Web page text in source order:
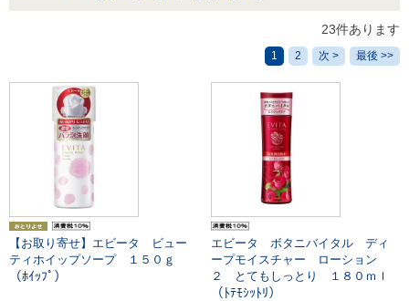
23件あります
1 2 次 > 最後 >>
【お取り寄せ】エビータ ビュー
ティホイップソープ １５０ｇ
（ﾎｲｯﾌﾟ）
エビータ ボタニバイタル ディ
ープモイスチャー ローション
２ とてもしっとり １８０ｍｌ
（ﾄﾃﾓｼｯﾄﾘ）